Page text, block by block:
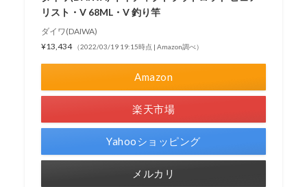
リスト・V 68ML・V 釣り竿
ダイワ(DAIWA)
¥13,434 （2022/03/19 19:15時点 | Amazon調べ）
Amazon
楽天市場
Yahooショッピング
メルカリ